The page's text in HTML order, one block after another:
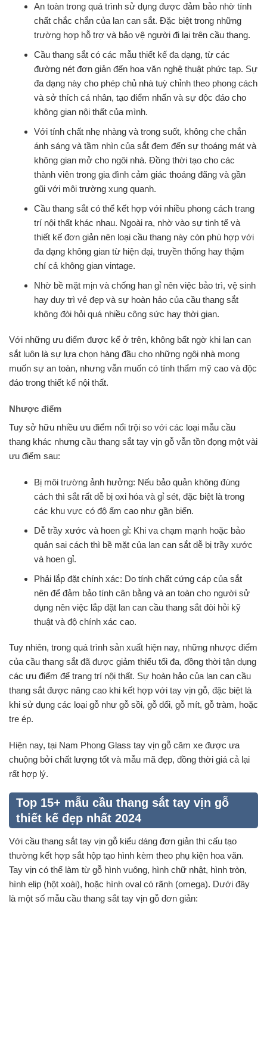
An toàn trong quá trình sử dụng được đảm bảo nhờ tính
chất chắc chắn của lan can sắt. Đặc biệt trong những
trường hợp hỗ trợ và bảo vệ người đi lại trên cầu thang.
Cầu thang sắt có các mẫu thiết kế đa dạng, từ các
đường nét đơn giản đến hoa văn nghệ thuật phức tạp. Sự
đa dạng này cho phép chủ nhà tuỳ chỉnh theo phong cách
và sở thích cá nhân, tạo điểm nhấn và sự độc đáo cho
không gian nội thất của mình.
Với tính chất nhẹ nhàng và trong suốt, không che chắn
ánh sáng và tầm nhìn của sắt đem đến sự thoáng mát và
không gian mở cho ngôi nhà. Đồng thời tạo cho các
thành viên trong gia đình cảm giác thoáng đãng và gần
gũi với môi trường xung quanh.
Cầu thang sắt có thể kết hợp với nhiều phong cách trang
trí nội thất khác nhau. Ngoài ra, nhờ vào sự tinh tế và
thiết kế đơn giản nên loại cầu thang này còn phù hợp với
đa dạng không gian từ hiện đại, truyền thống hay thậm
chí cả không gian vintage.
Nhờ bề mặt mịn và chống han gỉ nên việc bảo trì, vệ sinh
hay duy trì vẻ đẹp và sự hoàn hảo của cầu thang sắt
không đòi hỏi quá nhiều công sức hay thời gian.
Với những ưu điểm được kể ở trên, không bất ngờ khi lan can
sắt luôn là sự lựa chọn hàng đầu cho những ngôi nhà mong
muốn sự an toàn, nhưng vẫn muốn có tính thẩm mỹ cao và độc
đáo trong thiết kế nội thất.
Nhược điểm
Tuy sở hữu nhiều ưu điểm nổi trội so với các loại mẫu cầu
thang khác nhưng cầu thang sắt tay vịn gỗ vẫn tồn đọng một vài
ưu điểm sau:
Bị môi trường ảnh hưởng: Nếu bảo quản không đúng
cách thì sắt rất dễ bị oxi hóa và gỉ sét, đặc biệt là trong
các khu vực có độ ẩm cao như gần biển.
Dễ trầy xước và hoen gỉ: Khi va chạm mạnh hoặc bảo
quản sai cách thì bề mặt của lan can sắt dễ bị trầy xước
và hoen gỉ.
Phải lắp đặt chính xác: Do tính chất cứng cáp của sắt
nên để đảm bảo tính cân bằng và an toàn cho người sử
dụng nên việc lắp đặt lan can cầu thang sắt đòi hỏi kỹ
thuật và độ chính xác cao.
Tuy nhiên, trong quá trình sản xuất hiện nay, những nhược điểm
của cầu thang sắt đã được giảm thiểu tối đa, đồng thời tận dụng
các ưu điểm để trang trí nội thất. Sự hoàn hảo của lan can cầu
thang sắt được nâng cao khi kết hợp với tay vịn gỗ, đặc biệt là
khi sử dụng các loại gỗ như gỗ sồi, gỗ dổi, gỗ mít, gỗ tràm, hoặc
tre ép.
Hiện nay, tại Nam Phong Glass tay vịn gỗ căm xe được ưa
chuộng bởi chất lượng tốt và mẫu mã đẹp, đồng thời giá cả lại
rất hợp lý.
Top 15+ mẫu cầu thang sắt tay vịn gỗ
thiết kế đẹp nhất 2024
Với cầu thang sắt tay vịn gỗ kiểu dáng đơn giản thì cấu tạo
thường kết hợp sắt hộp tạo hình kèm theo phụ kiện hoa văn.
Tay vịn có thể làm từ gỗ hình vuông, hình chữ nhật, hình tròn,
hình elip (hột xoài), hoặc hình oval có rãnh (omega). Dưới đây
là một số mẫu cầu thang sắt tay vịn gỗ đơn giản: